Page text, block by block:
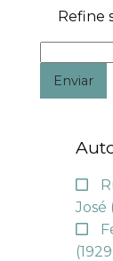
Refine
Enviar
José